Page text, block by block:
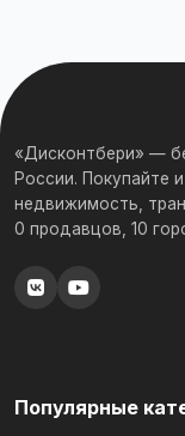
«Дисконтбери» —
России. Покупайте
недвижимость,
0 продавцов, 10
Популярные